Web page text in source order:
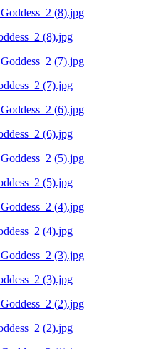
(8).jpg
(7).jpg
(6).jpg
(5).jpg
(4).jpg
(3).jpg
(2).jpg